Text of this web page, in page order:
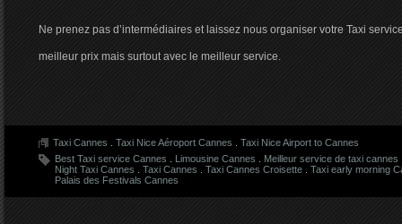
Ne prenez pas d’intermédiaires et laissez nous organiser votre Taxi
meilleur prix mais surtout avec le meilleur service.
Taxi Cannes . Taxi Nice Aéroport Cannes . Taxi Nice Airport to Cannes
Best Taxi service Cannes . Limousine Cannes . Meilleur service de taxi cannes
Night Taxi Cannes . Taxi Cannes . Taxi Cannes Croisette . Taxi early morning
Palais des Festivals Cannes